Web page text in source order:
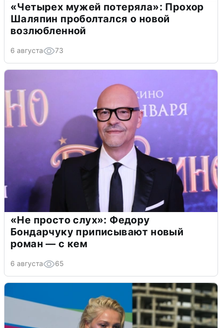
«Четырех мужей потеряла»: Прохор
Шаляпин проболтался о новой
возлюбленной
6 августа 73
«Не просто слух»: Федору
Бондарчуку приписывают новый
роман — с кем
6 августа 65